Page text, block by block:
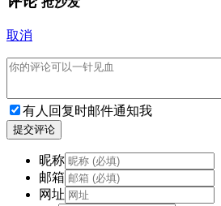
取消
有人回复时邮件通知我
提交评论
昵称
邮箱
网址